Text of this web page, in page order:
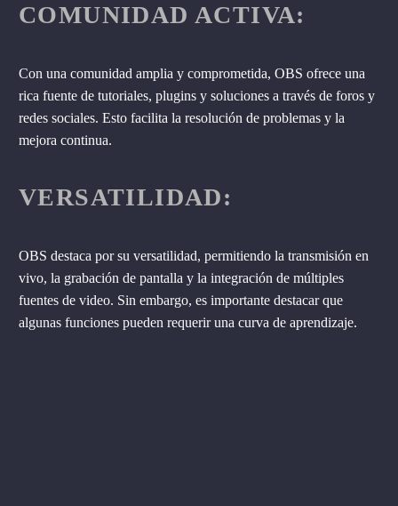
COMUNIDAD ACTIVA:
Con una comunidad amplia y comprometida, OBS ofrece una
rica fuente de tutoriales, plugins y soluciones a través de foros y
redes sociales. Esto facilita la resolución de problemas y la
mejora continua.
VERSATILIDAD:
OBS destaca por su versatilidad, permitiendo la transmisión en
vivo, la grabación de pantalla y la integración de múltiples
fuentes de video. Sin embargo, es importante destacar que
algunas funciones pueden requerir una curva de aprendizaje.